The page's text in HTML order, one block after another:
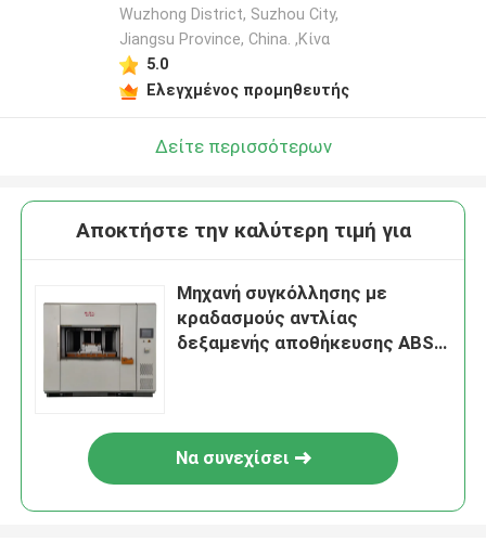
Wuzhong District, Suzhou City,
Jiangsu Province, China. ,Κίνα
5.0
Ελεγχμένος προμηθευτής
Δείτε περισσότερων
Αποκτήστε την καλύτερη τιμή για
Μηχανή συγκόλλησης με
κραδασμούς αντλίας
δεξαμενής αποθήκευσης ABS
Να συνεχίσει